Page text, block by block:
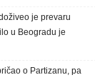
je prevaru
u Beogradu je
o Partizanu, pa